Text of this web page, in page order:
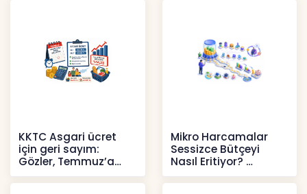
KKTC Asgari ücret
için geri sayım:
Gözler, Temmuz’a
yansıması beklenen
artışta
Mikro Harcamalar
Sessizce Bütçeyi
Nasıl Eritiyor?
İçerikler